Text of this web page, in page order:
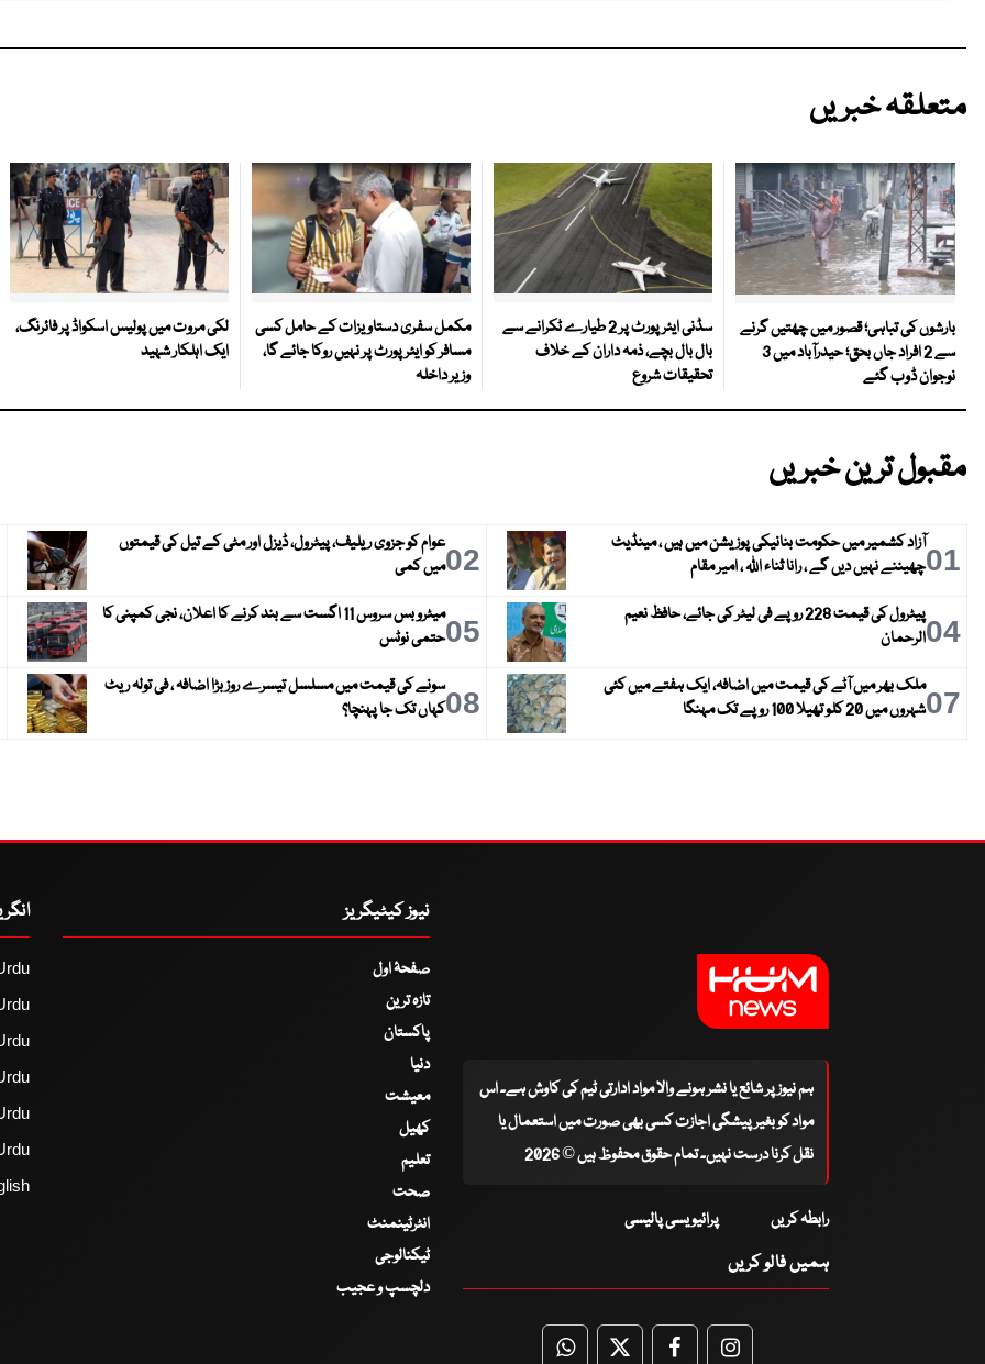
متعلقہ خبریں
بارشوں کی تباہی؛ قصور میں چھتیں گرنے
سے 2 افراد جاں بحق؛ حیدرآباد میں 3
نوجوان ڈوب گئے
سڈنی ایئرپورٹ پر 2 طیارے ٹکرانے سے
بال بال بچے، ذمہ داران کے خلاف
تحقیقات شروع
مکمل سفری دستاویزات کے حامل کسی
مسافر کو ایئرپورٹ پر نہیں روکا جائے گا،
وزیر داخلہ
لکی مروت میں پولیس اسکواڈ پر فائرنگ،
ایک اہلکار شہید
مقبول ترین خبریں
01آزاد کشمیر میں حکومت بنانیکی پوزیشن میں ہیں ، مینڈیٹ
چھیننے نہیں دیں گے ، رانا ثناء اللہ ، امیر مقام
02عوام کو جزوی ریلیف، پیٹرول، ڈیزل اور مٹی کے تیل کی قیمتوں
میں کمی
04
پیٹرول کی قیمت 228 روپے فی لیٹر کی جائے، حافظ نعیم
الرحمان
05
میٹرو بس سروس 11 اگست سے بند کرنے کا اعلان، نجی کمپنی کا
حتمی نوٹس
07ملک بھر میں آٹے کی قیمت میں اضافہ، ایک ہفتے میں کئی
شہروں میں 20 کلو تھیلا 100 روپے تک مہنگا
08سونے کی قیمت میں مسلسل تیسرے روز بڑا اضافہ ، فی تولہ ریٹ
کہاں تک جا پہنچا؟
ہم نیوز پر شائع یا نشر ہونے والا مواد ادارتی ٹیم کی کاوش ہے۔ اس
مواد کو بغیر پیشگی اجازت کسی بھی صورت میں استعمال یا
نقل کرنا درست نہیں۔ تمام حقوق محفوظ ہیں © 2026
رابطہ کریں پرائیویسی پالیسی
ہمیں فالو کریں
نیوز کیٹیگریز
صفحۂ اول
تازہ ترین
پاکستان
دنیا
معیشت
کھیل
تعلیم
صحت
انٹرٹینمنٹ
ٹیکنالوجی
دلچسپ و عجیب